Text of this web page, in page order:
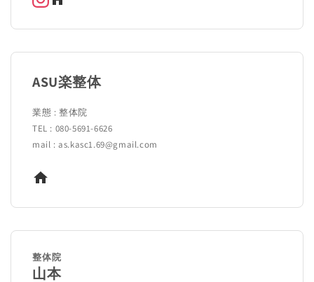
ASU楽整体
業態 : 整体院
TEL : 080-5691-6626
mail : as.kasc1.69@gmail.com
整体院
山本